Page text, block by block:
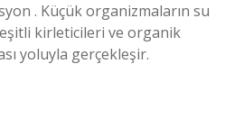
. Küçük organizmaların su
kirleticileri ve organik
yoluyla gerçekleşir.